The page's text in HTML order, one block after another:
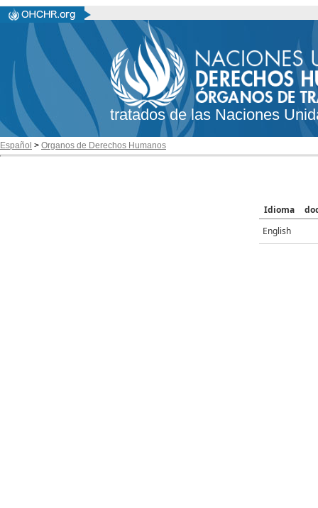
tratados de las Naciones
Español > Organos de Derechos Humanos
Idioma
English